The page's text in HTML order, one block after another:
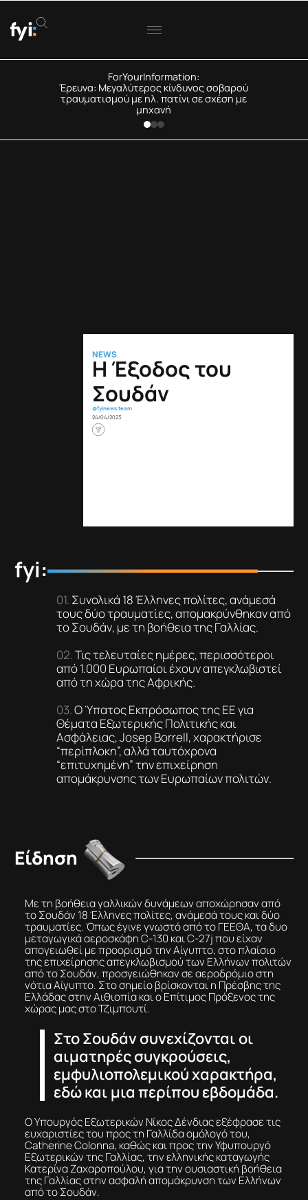
ForYourInformation:
Έρευνα: Μεγαλύτερος κίνδυνος σοβαρού
τραυματισμού με ηλ. πατίνι σε σχέση με
μηχανή
NEWS
Η Έξοδος του
Σουδάν
@fyinews team
24/04/2023
fyi:
Συνολικά 18 Έλληνες πολίτες, ανάμεσά
τους δύο τραυματίες, απομακρύνθηκαν από
το Σουδάν, με τη βοήθεια της Γαλλίας.
Τις τελευταίες ημέρες, περισσότεροι
από 1.000 Ευρωπαίοι έχουν απεγκλωβιστεί
από τη χώρα της Αφρικής.
Ο Ύπατος Εκπρόσωπος της ΕΕ για
Θέματα Εξωτερικής Πολιτικής και
Ασφάλειας, Josep Borrell, χαρακτήρισε
“περίπλοκη”, αλλά ταυτόχρονα
“επιτυχημένη” την επιχείρηση
απομάκρυνσης των Ευρωπαίων πολιτών.
Είδηση
Με τη βοήθεια γαλλικών δυνάμεων αποχώρησαν από
το Σουδάν 18 Έλληνες πολίτες, ανάμεσά τους και δύο
τραυματίες. Όπως έγινε γνωστό από το ΓΕΕΘΑ, τα δυο
μεταγωγικά αεροσκάφη C-130 και C-27j που είχαν
απογειωθεί με προορισμό την Αίγυπτο, στο πλαίσιο
της επιχείρησης απεγκλωβισμού των Ελλήνων πολιτών
από το Σουδάν, προσγειώθηκαν σε αεροδρόμιο στη
νότια Αίγυπτο. Στο σημείο βρίσκονται η Πρέσβης της
Ελλάδας στην Αιθιοπία και ο Επίτιμος Πρόξενος της
χώρας μας στο Τζιμπουτί.
Στο Σουδάν συνεχίζονται οι
αιματηρές συγκρούσεις,
εμφυλιοπολεμικού χαρακτήρα,
εδώ και μια περίπου εβδομάδα.
Ο Υπουργός Εξωτερικών Νίκος Δένδιας εξέφρασε τις
ευχαριστίες του προς τη Γαλλίδα ομόλογό του,
Catherine Colonna, καθώς και προς την Υφυπουργό
Εξωτερικών της Γαλλίας, την ελληνικής καταγωγής
Κατερίνα Ζαχαροπούλου, για την ουσιαστική βοήθεια
της Γαλλίας στην ασφαλή απομάκρυνση των Ελλήνων
από το Σουδάν.